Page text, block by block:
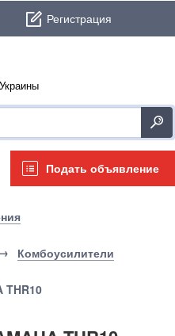
Подать объявление
Комбоусилители
THR10